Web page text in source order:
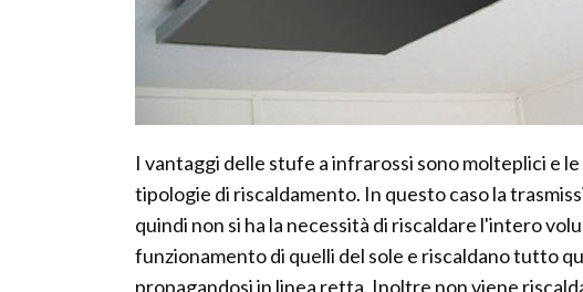
I vantaggi delle stufe a infrarossi sono molteplici e
tipologie di riscaldamento. In questo caso la
quindi non si ha la necessità di riscaldare l'intero
funzionamento di quelli del sole e riscaldano tutto
propagandosi in linea retta. Inoltre non viene